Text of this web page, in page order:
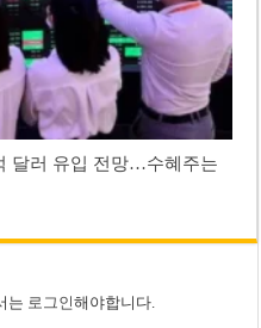
달러 유입 전망…수혜주는
는 로그인해야합니다.